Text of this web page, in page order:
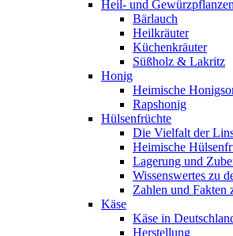
Heil- und Gewürzpflanzen
Bärlauch
Heilkräuter
Küchenkräuter
Süßholz & Lakritz
Honig
Heimische
Rapshonig
Hülsenfrüchte
Die Vielfalt der
Heimische
Lagerung und
Wissenswertes zu
Zahlen und Fakten
Käse
Käse in
Herstellung